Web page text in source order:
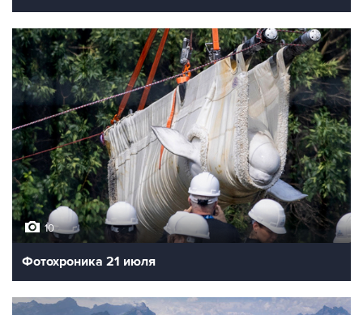
10
Фотохроника 21 июля